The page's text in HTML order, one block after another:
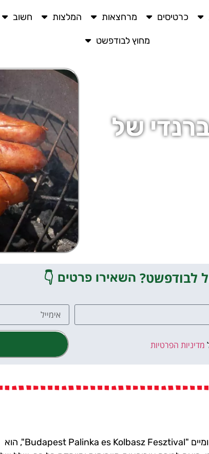
כרטיסים מרחצאות המלצות חשוב
מחוץ לבודפשט
של
לבודפשט? השאירו פרטים 👇
מדיניות הפרטיות
פסטיבל הנקניקיות והברנדי של בודפשט, או, כפי שמכונה על ידי המקומיים "Budapest Palinka es Kolbasz Fesztival", הוא